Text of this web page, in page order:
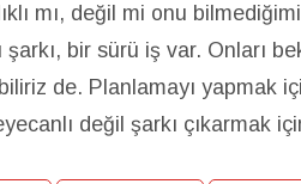
mı, değil mi onu
bir sürü iş var. Onları
de. Planlamayı yapmak
değil şarkı çıkarmak